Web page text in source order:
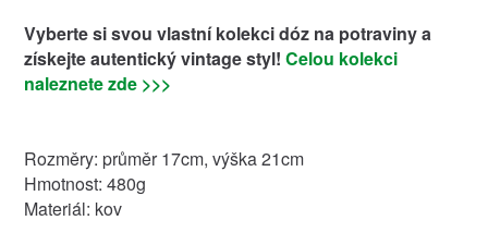
Vyberte si svou vlastní kolekci dóz na potraviny a
získejte autentický vintage styl! Celou kolekci
naleznete zde >>>
Rozměry: průměr 17cm, výška 21cm
Hmotnost: 480g
Materiál: kov